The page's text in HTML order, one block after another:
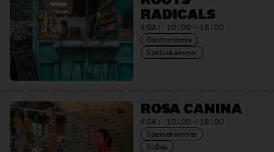
RADICALS
SA: 10:00 – 18:00
Gastronomie
Speisekammer
ROSA CANINA
SA: 10:00 – 19:00
Speisekammer
Süßes